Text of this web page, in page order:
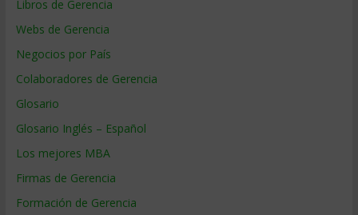
Libros de Gerencia
Webs de Gerencia
Negocios por País
Colaboradores de Gerencia
Glosario
Glosario Inglés – Español
Los mejores MBA
Firmas de Gerencia
Formación de Gerencia